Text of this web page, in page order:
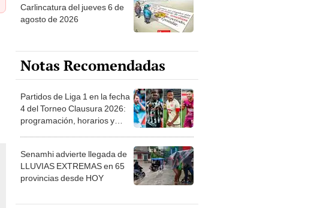
Carlincatura del jueves 6 de
agosto de 2026
Notas Recomendadas
Partidos de Liga 1 en la fecha
4 del Torneo Clausura 2026:
programación, horarios y
Senamhi advierte llegada de
LLUVIAS EXTREMAS en 65
provincias desde HOY